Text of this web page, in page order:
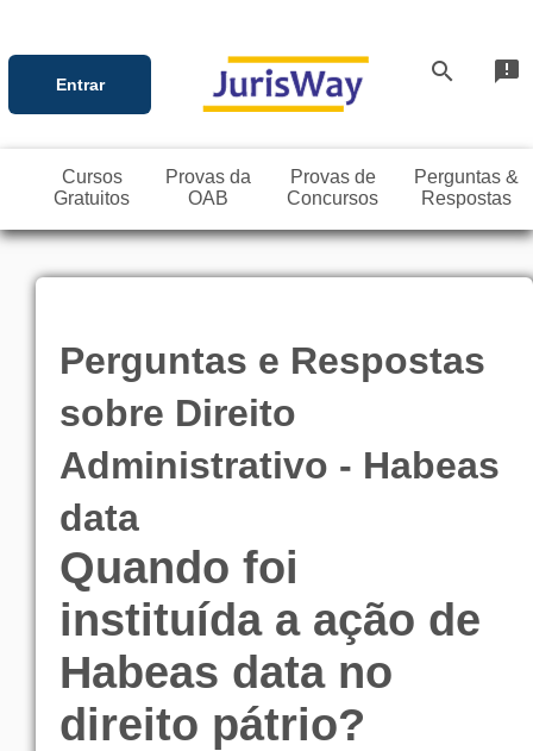
Entrar search announcement
Cursos
Gratuitos
Provas da
OAB
Provas de
Concursos
Perguntas &
Respostas
Perguntas e Respostas
sobre Direito
Administrativo - Habeas
data
Quando foi
instituída a ação de
Habeas data no
direito pátrio?